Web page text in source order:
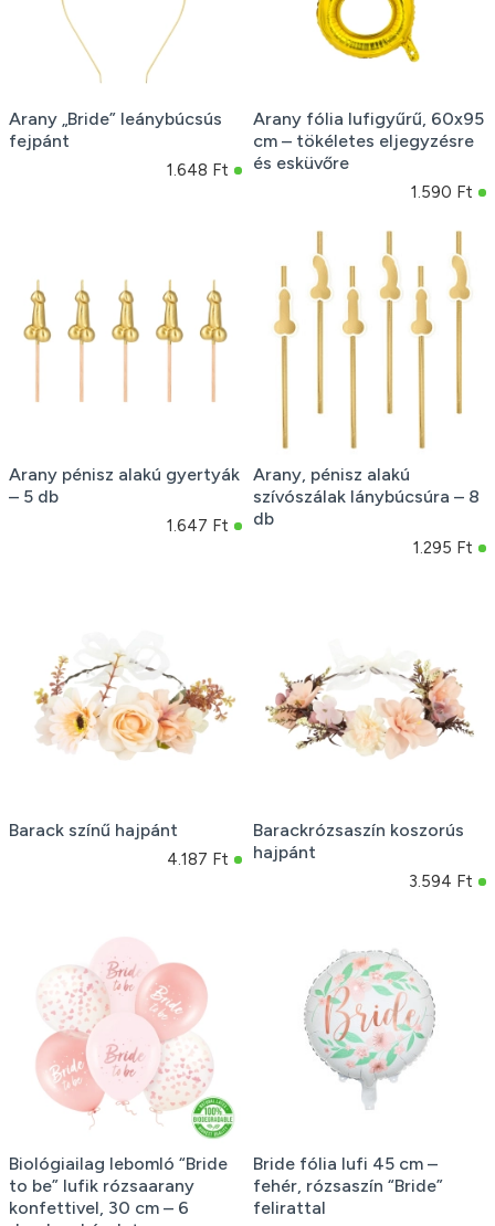
Arany „Bride” leánybúcsús
fejpánt
1.648 Ft
Arany fólia lufigyűrű, 60x95
cm – tökéletes eljegyzésre
és esküvőre
1.590 Ft
Arany pénisz alakú gyertyák
– 5 db
1.647 Ft
Arany, pénisz alakú
szívószálak lánybúcsúra – 8
db
1.295 Ft
Barack színű hajpánt
4.187 Ft
Barackrózsaszín koszorús
hajpánt
3.594 Ft
Biológiailag lebomló “Bride
to be” lufik rózsaarany
konfettivel, 30 cm – 6
Bride fólia lufi 45 cm –
fehér, rózsaszín “Bride”
felirattal